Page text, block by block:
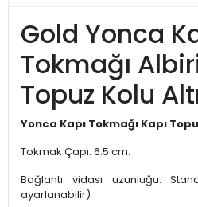
Gold Yonca
Tokmağı
Topuz Kolu
Yonca Kapı Tokmağı Kapı
Tokmak Çapı: 6.5 cm.
Bağlantı vidası uzunluğu:
ayarlanabilir)